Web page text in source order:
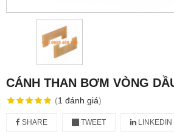
CÁNH THAN BƠM VÒNG
(1 đánh giá)
SHARE TWEET LINKEDIN